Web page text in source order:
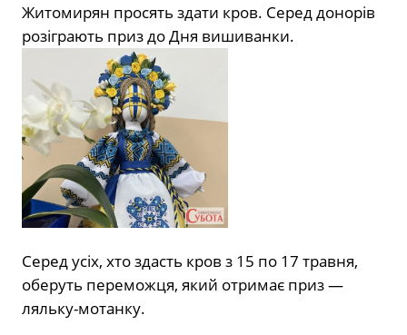
Житомирян просять здати кров. Серед донорів
розіграють приз до Дня вишиванки.
Серед усіх, хто здасть кров з 15 по 17 травня,
оберуть переможця, який отримає приз —
ляльку-мотанку.